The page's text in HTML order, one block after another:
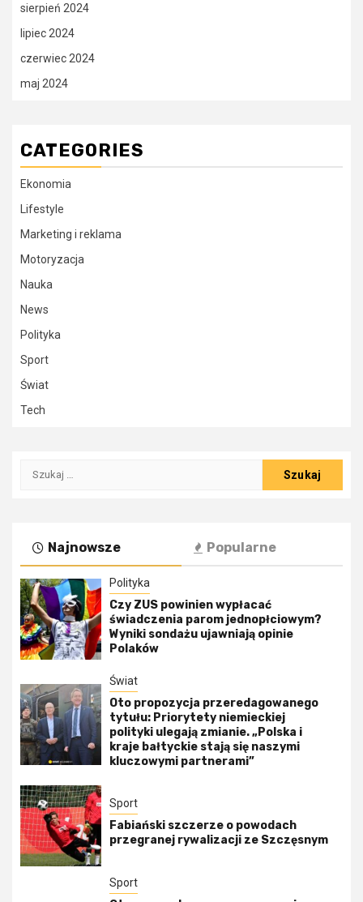
sierpień 2024
lipiec 2024
czerwiec 2024
maj 2024
CATEGORIES
Ekonomia
Lifestyle
Marketing i reklama
Motoryzacja
Nauka
News
Polityka
Sport
Świat
Tech
Szukaj:
Najnowsze Popularne
Polityka
Czy ZUS powinien wypłacać
świadczenia parom jednopłciowym?
Wyniki sondażu ujawniają opinie
Polaków
Świat
Oto propozycja przeredagowanego
tytułu: Priorytety niemieckiej
polityki ulegają zmianie. „Polska i
kraje bałtyckie stają się naszymi
kluczowymi partnerami”
Sport
Fabiański szczerze o powodach
przegranej rywalizacji ze Szczęsnym
Sport